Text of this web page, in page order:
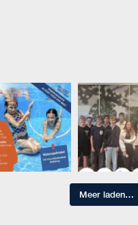
Meer laden…